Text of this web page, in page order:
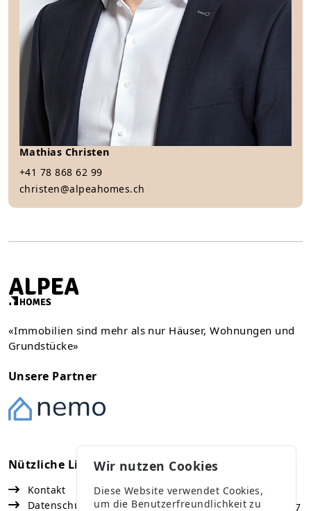
Mathias Christen
+41 78 868 62 99
christen@alpeahomes.ch
«Immobilien sind mehr als nur Häuser, Wohnungen und
Grundstücke»
Unsere Partner
Nützliche Links
Kontakt
Datenschutz
Kontakt
Vaduz
Fürst Franz Josef Strasse 67
Wir nutzen Cookies
Diese Website verwendet Cookies,
um die Benutzerfreundlichkeit zu